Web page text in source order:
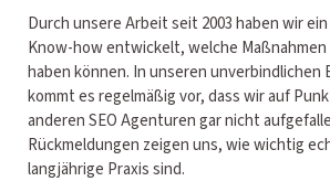
Durch unsere Arbeit seit 2003 haben wir
Know-how entwickelt, welche
haben können. In unseren unverbindlichen
kommt es regelmäßig vor, dass wir auf
anderen SEO Agenturen gar nicht
Rückmeldungen zeigen uns, wie wichtig
langjährige Praxis sind.